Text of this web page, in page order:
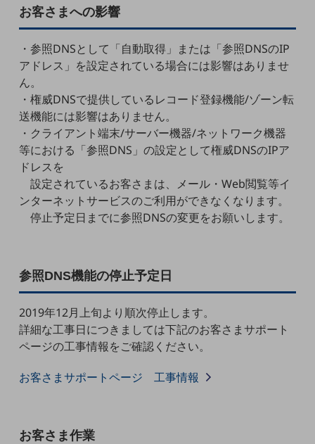
遠隔監視
顧客体験（CX）改善
自動化・省電化
人材不足解消
業種・業態で探す
業種・業態で探すTOP
自治体
一次産業
医療・介護
モビリティ
製造・建設業
小売業
キーワードで探す
法人向けスマホ・携帯に関する、
製品TOP
お客さまへの影響
・参照DNSとして「自動取得」または「参照DNSのIP
アドレス」を設定されている場合には影響はありませ
ん。
・権威DNSで提供しているレコード登録機能/ゾーン転
送機能には影響はありません。
・クライアント端末/サーバー機器/ネットワーク機器
等における「参照DNS」の設定として権威DNSのIPア
ドレスを
設定されているお客さまは、メール・Web閲覧等イ
ンターネットサービスのご利用ができなくなります。
停止予定日までに参照DNSの変更をお願いします。
参照DNS機能の停止予定日
2019年12月上旬より順次停止します。
詳細な工事日につきましては下記のお客さまサポート
ページの工事情報をご確認ください。
お客さまサポートページ 工事情報
お客さま作業